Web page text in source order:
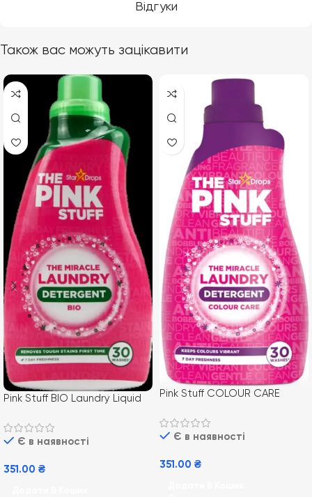
Відгуки
Також вас можуть зацікавити
Pink Stuff BIO Laundry Liquid
універсальний гель для
прання
Є в наявності
351.00 ₴
Pink Stuff COLOUR CARE
гель для прання кольорових
речейЄ в наявності
351.00 ₴